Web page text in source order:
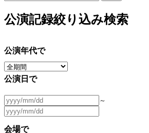
公演記録絞り込み検索
公演年代で
公演日で
～
会場で